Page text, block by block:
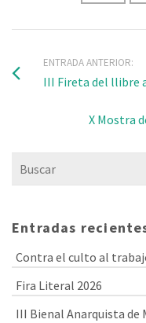
ENTRADA ANTERIOR:
III Fireta del llibre
X Mostra
Buscar
Entradas
Contra el culto al
Fira Literal 2026
III Bienal Anarquista de